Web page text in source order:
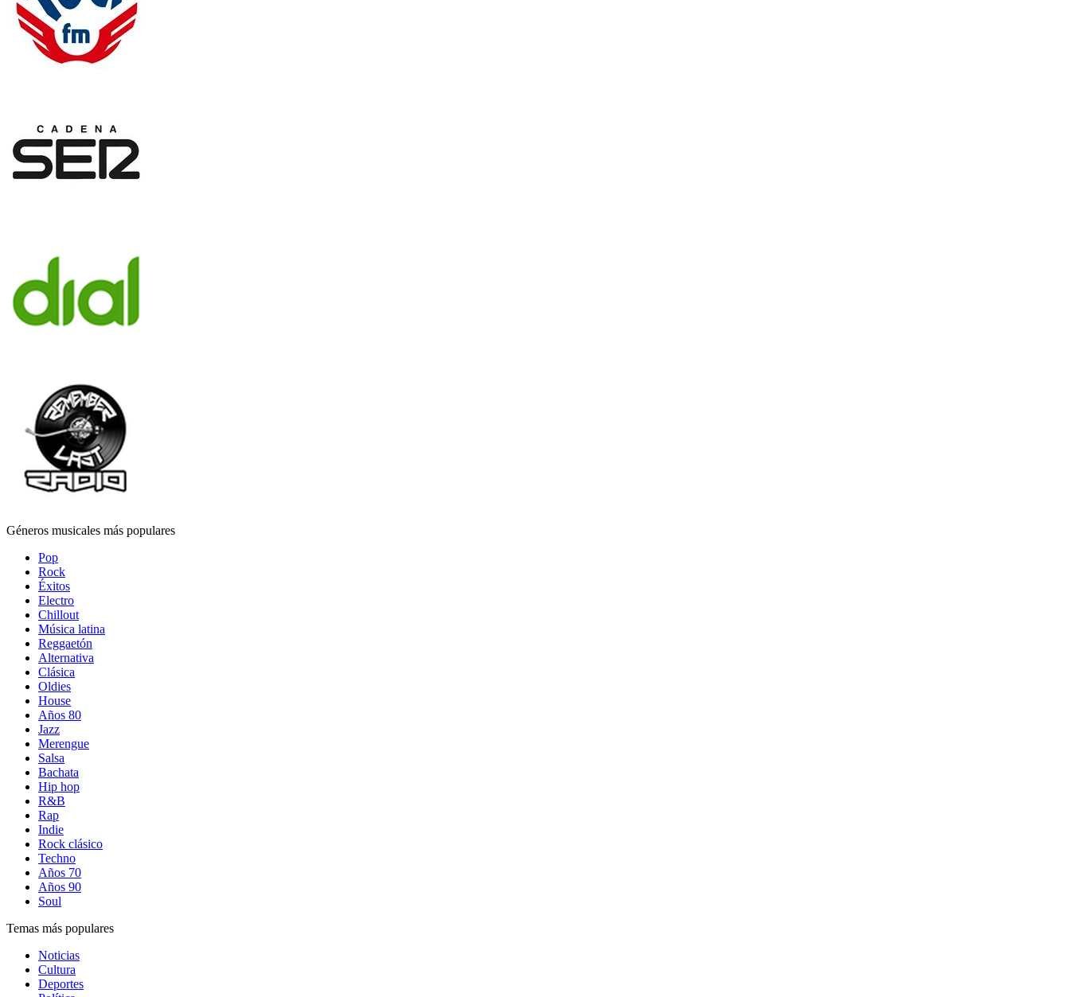
Géneros musicales más populares
Pop
Rock
Éxitos
Electro
Chillout
Música latina
Reggaetón
Alternativa
Clásica
Oldies
House
Años 80
Jazz
Merengue
Salsa
Bachata
Hip hop
R&B
Rap
Indie
Rock clásico
Techno
Años 70
Años 90
Soul
Temas más populares
Noticias
Cultura
Deportes